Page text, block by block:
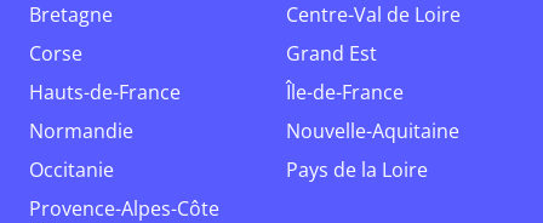
Bretagne
Centre-Val de Loire
Corse
Grand Est
Hauts-de-France
Île-de-France
Normandie
Nouvelle-Aquitaine
Occitanie
Pays de la Loire
Provence-Alpes-Côte